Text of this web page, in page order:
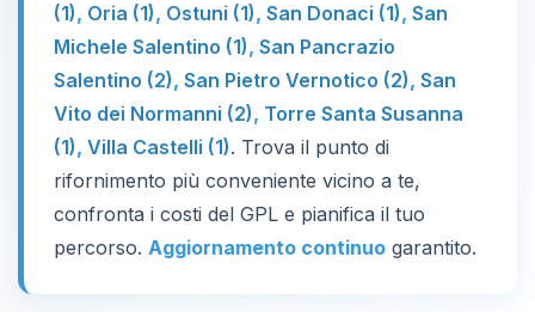
(1), Oria (1), Ostuni (1), San Donaci (1), San
Michele Salentino (1), San Pancrazio
Salentino (2), San Pietro Vernotico (2), San
Vito dei Normanni (2), Torre Santa Susanna
(1), Villa Castelli (1). Trova il punto di
rifornimento più conveniente vicino a te,
confronta i costi del GPL e pianifica il tuo
percorso. Aggiornamento continuo garantito.